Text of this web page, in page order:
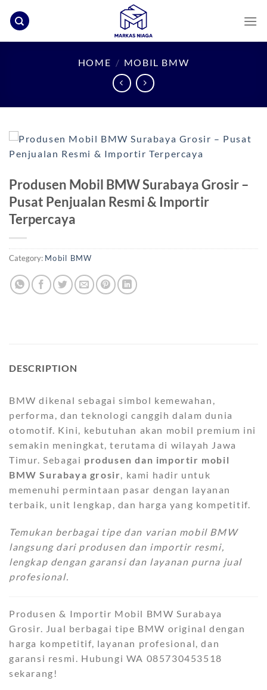
to
HOME / MOBIL BMW
Produsen Mobil BMW Surabaya Grosir –
Pusat Penjualan Resmi & Importir
Terpercaya
Category: Mobil BMW
DESCRIPTION
BMW dikenal sebagai simbol kemewahan,
performa, dan teknologi canggih dalam dunia
otomotif. Kini, kebutuhan akan mobil premium ini
semakin meningkat, terutama di wilayah Jawa
Timur. Sebagai produsen dan importir mobil
BMW Surabaya grosir, kami hadir untuk
memenuhi permintaan pasar dengan layanan
terbaik, unit lengkap, dan harga yang kompetitif.
Temukan berbagai tipe dan varian mobil BMW
langsung dari produsen dan importir resmi,
lengkap dengan garansi dan layanan purna jual
profesional.
Produsen & Importir Mobil BMW Surabaya
Grosir. Jual berbagai tipe BMW original dengan
harga kompetitif, layanan profesional, dan
garansi resmi. Hubungi WA 085730453518
sekarang!